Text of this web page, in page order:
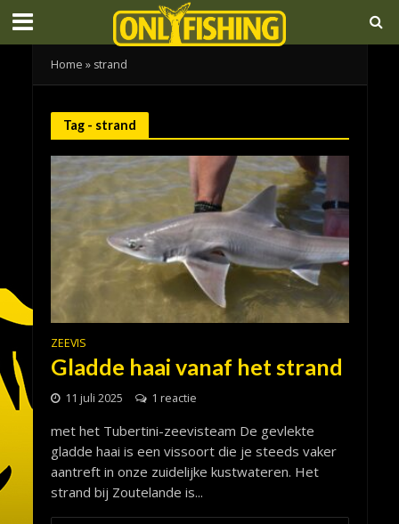
Home » strand
Tag - strand
ZEEVIS
Gladde haai vanaf het strand
11 juli 2025 1 reactie
met het Tubertini-zeevisteam De gevlekte
gladde haai is een vissoort die je steeds vaker
aantreft in onze zuidelijke kustwateren. Het
strand bij Zoutelande is...